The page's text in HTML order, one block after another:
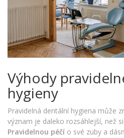
Výhody
hygieny
Pravidelná dentální hygiena může
význam je daleko rozsáhlejší, než
Pravidelnou péčí o své zuby a